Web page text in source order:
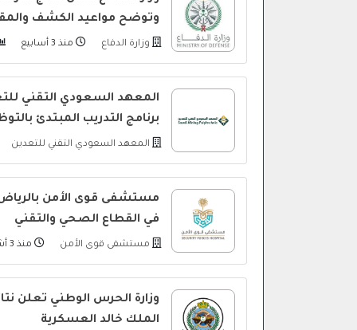
وتوضح مواعيد الكشف
وزارة الدفاع منذ 3 أسابيع
المعهد السعودي التقني
برنامج التدريب المبتدئ
المعهد السعودي التقني للتعدين
مستشفى قوى الأمن
في القطاع الصحي والتقني
مستشفى قوى الأمن منذ 3 أشهر
وزارة الحرس الوطني تعلن
الملك خالد العسكرية